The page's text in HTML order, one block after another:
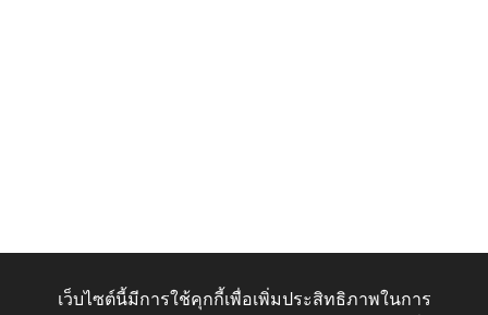
เว็บไซต์นี้มีการใช้คุกกี้เพื่อเพิ่มประสิทธิภาพในการ